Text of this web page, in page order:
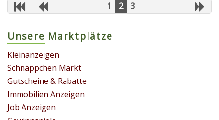
1 2 3
Unsere Marktplätze
Kleinanzeigen
Schnäppchen Markt
Gutscheine & Rabatte
Immobilien Anzeigen
Job Anzeigen